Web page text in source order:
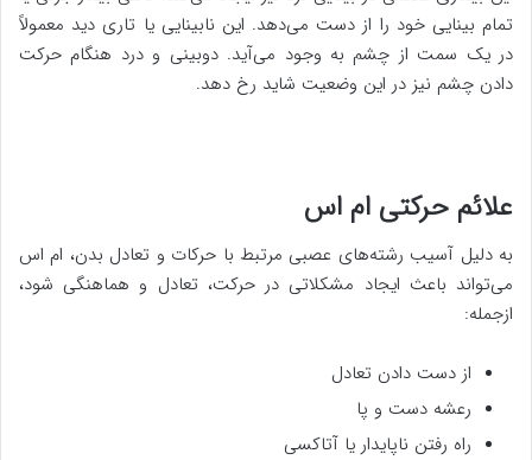
تمام بینایی خود را از دست می‌دهد. این نابینایی یا تاری دید معمولاً
در یک سمت از چشم به وجود می‌آید. دوبینی و درد هنگام حرکت
دادن چشم نیز در این وضعیت شاید رخ دهد.
علائم حرکتی ام اس
به دلیل آسیب رشته‌های عصبی مرتبط با حرکات و تعادل بدن، ام اس
می‌تواند باعث ایجاد مشکلاتی در حرکت، تعادل و هماهنگی شود،
ازجمله:
از دست دادن تعادل
رعشه دست و پا
راه رفتن ناپایدار یا آتاکسی